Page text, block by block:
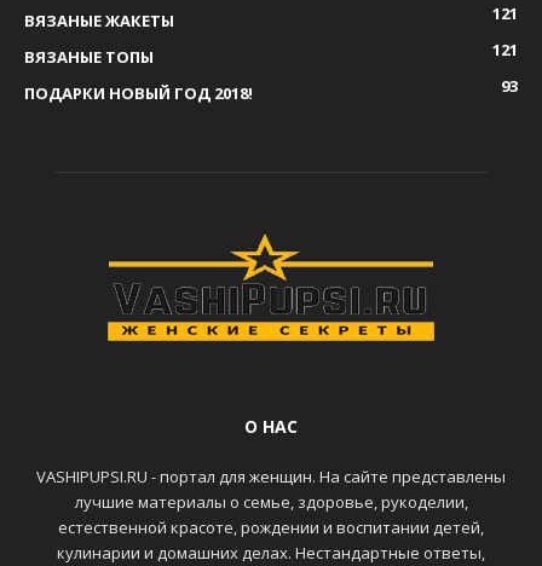
ВЯЗАНЫЕ ЖАКЕТЫ
121
ВЯЗАНЫЕ ТОПЫ
121
ПОДАРКИ НОВЫЙ ГОД 2018!
93
О НАС
VASHIPUPSI.RU - портал для женщин. На сайте представлены
лучшие материалы о семье, здоровье, рукоделии,
естественной красоте, рождении и воспитании детей,
кулинарии и домашних делах. Нестандартные ответы,